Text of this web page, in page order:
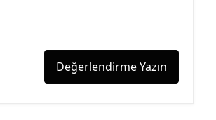
Değerlendirme Yazın